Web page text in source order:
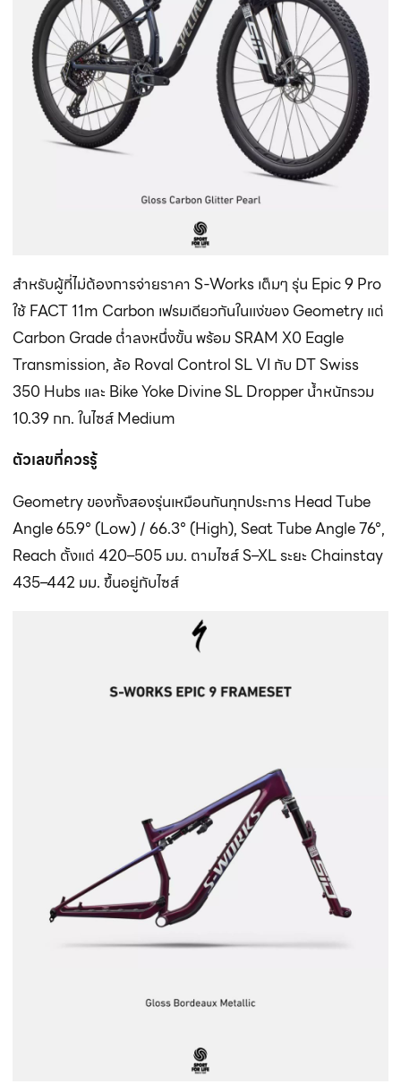
สำหรับผู้ที่ไม่ต้องการจ่ายราคา S-Works เต็มๆ รุ่น Epic 9 Pro
ใช้ FACT 11m Carbon เฟรมเดียวกันในแง่ของ Geometry แต่
Carbon Grade ต่ำลงหนึ่งขั้น พร้อม SRAM X0 Eagle
Transmission, ล้อ Roval Control SL VI กับ DT Swiss
350 Hubs และ Bike Yoke Divine SL Dropper น้ำหนักรวม
10.39 กก. ในไซส์ Medium
ตัวเลขที่ควรรู้
Geometry ของทั้งสองรุ่นเหมือนกันทุกประการ Head Tube
Angle 65.9° (Low) / 66.3° (High), Seat Tube Angle 76°,
Reach ตั้งแต่ 420–505 มม. ตามไซส์ S–XL ระยะ Chainstay
435–442 มม. ขึ้นอยู่กับไซส์